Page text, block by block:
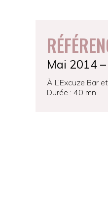
Mai 2014
À L’Excuze Bar
Durée : 40 mn